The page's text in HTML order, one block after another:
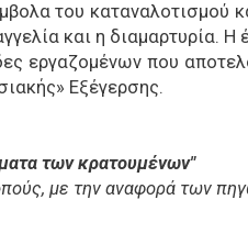
του καταναλοτισμού
και η διαμαρτυρία.
εργαζομένων που
Εξέγερσης.
των κρατουμένων"
με την αναφορά των